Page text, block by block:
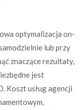
optymalizacja on-
lub przy
znaczące rezultaty,
jest
Koszt usług agencji